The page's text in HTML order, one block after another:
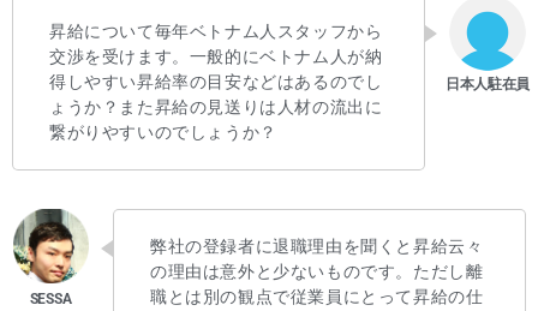
昇給について毎年ベトナム人スタッフから
交渉を受けます。一般的にベトナム人が納
得しやすい昇給率の目安などはあるのでし
ょうか？また昇給の見送りは人材の流出に
繋がりやすいのでしょうか？
弊社の登録者に退職理由を聞くと昇給云々
の理由は意外と少ないものです。ただし離
職とは別の観点で従業員にとって昇給の仕